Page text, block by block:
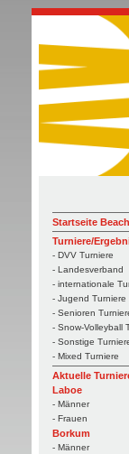
Startseite Beach
Turniere/
- DVV Turniere
- Landesverband
- internationale
- Jugend Turniere
- Senioren
- Snow-Volleyball
- Sonstige
- Mixed Turniere
Aktuelle
Laboe
- Männer
- Frauen
Borkum
- Männer